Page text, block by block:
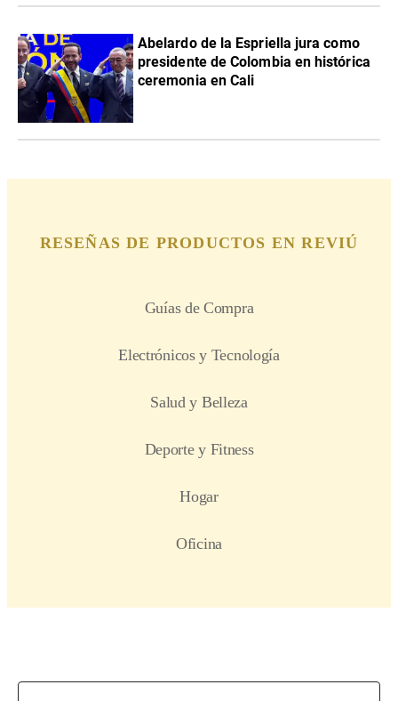
Abelardo de la Espriella jura como
presidente de Colombia en histórica
ceremonia en Cali